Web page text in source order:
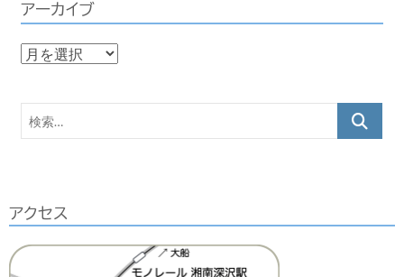
アーカイブ
ア
カ
イ
索…
アクセス